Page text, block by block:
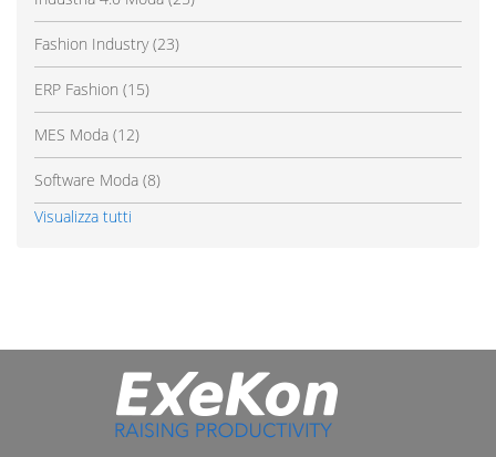
Fashion Industry(23)
ERP Fashion (15)
MES Moda (12)
Software Moda (8)
Visualizza tutti